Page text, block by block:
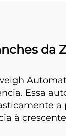
da
Essa
a
à